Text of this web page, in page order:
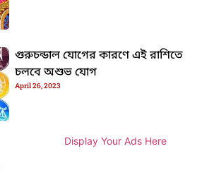
গুরুচন্ডাল যোগের কারণে এই রাশিতে
চলবে অশুভ যোগ
April 26, 2023
Display Your Ads Here